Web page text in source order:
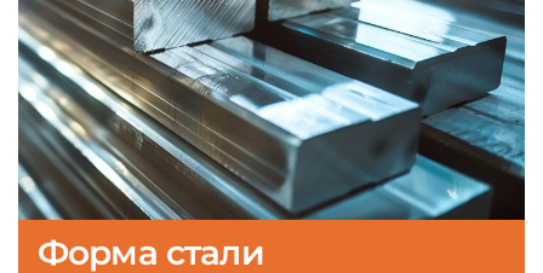
Форма стали